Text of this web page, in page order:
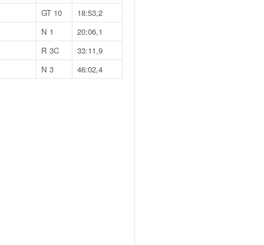
GT 10
18:53,2
N 1
20:06,1
R 3C
33:11,9
N 3
46:02,4